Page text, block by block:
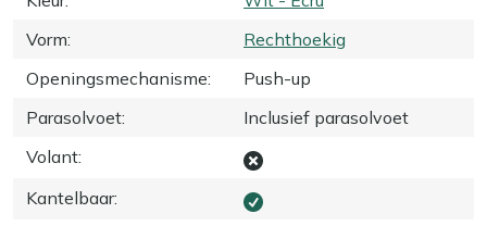
Vorm:
Rechthoekig
Openingsmechanisme:
Push-up
Parasolvoet:
Inclusief parasolvoet
Volant:
Kantelbaar: